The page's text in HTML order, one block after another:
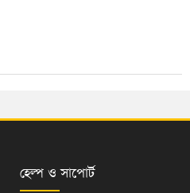
হেল্প ও সাপোর্ট